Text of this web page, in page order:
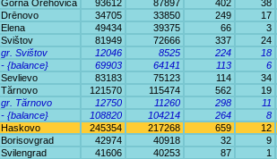
Gorna Orēhovica 93612 87897 402
38
Drēnovo 34705 33850 249
17
Elena 49434 39375 66
3
Svištov 81949 72666 337
24
gr. Svištov 12046 8525 224
18
- {balance} 69903 64141 113
6
Sevlievo 83183 75123 114
34
Tărnovo 121570 115474 562
19
gr. Tărnovo 12750 11260 298
11
- {balance} 108820 104214 264
8
Haskovo 245354 217268 659
12
Borisovgrad 42974 40918 32
9
Svilengrad 41606 40253 87
1